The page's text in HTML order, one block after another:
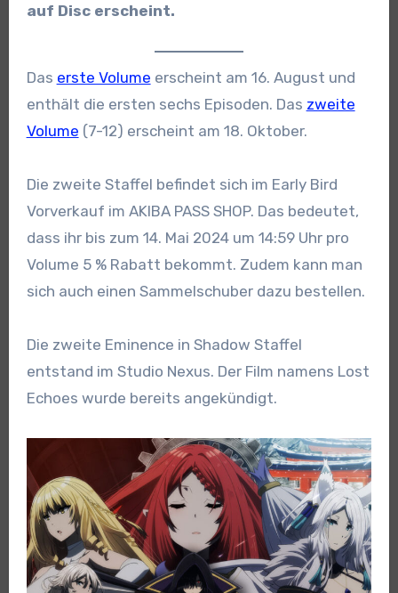
auf Disc erscheint.
Das erste Volume erscheint am 16. August und
enthält die ersten sechs Episoden. Das zweite
Volume (7-12) erscheint am 18. Oktober.
Die zweite Staffel befindet sich im Early Bird
Vorverkauf im AKIBA PASS SHOP. Das bedeutet,
dass ihr bis zum 14. Mai 2024 um 14:59 Uhr pro
Volume 5 % Rabatt bekommt. Zudem kann man
sich auch einen Sammelschuber dazu bestellen.
Die zweite Eminence in Shadow Staffel
entstand im Studio Nexus. Der Film namens Lost
Echoes wurde bereits angekündigt.